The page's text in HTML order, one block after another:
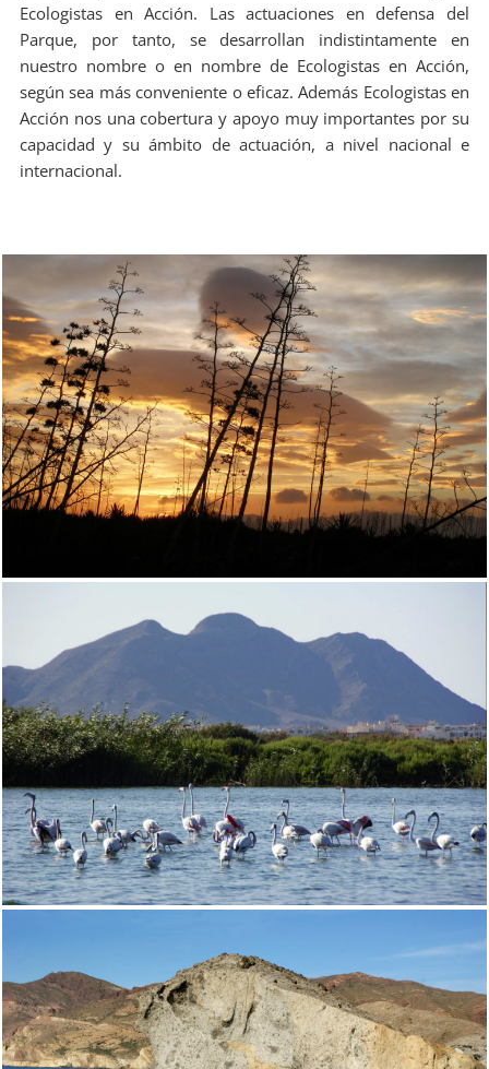
Ecologistas en Acción. Las actuaciones en defensa del
Parque, por tanto, se desarrollan indistintamente en
nuestro nombre o en nombre de Ecologistas en Acción,
según sea más conveniente o eficaz. Además Ecologistas en
Acción nos una cobertura y apoyo muy importantes por su
capacidad y su ámbito de actuación, a nivel nacional e
internacional.